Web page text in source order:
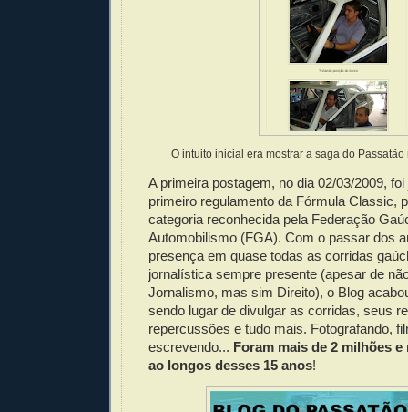
O intuito inicial era mostrar a saga do
A primeira postagem, no dia 02/03/2009,
primeiro regulamento da Fórmula Classic,
categoria reconhecida pela Federação
Automobilismo (FGA). Com o passar dos
presença em quase todas as corridas
jornalística sempre presente (apesar de
Jornalismo, mas sim Direito), o Blog
sendo lugar de divulgar as corridas, seus
repercussões e tudo mais. Fotografando,
escrevendo... Foram mais de 2 milhões e
ao longos desses 15 anos!